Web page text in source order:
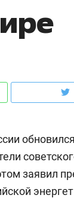
заявил
клиентах и